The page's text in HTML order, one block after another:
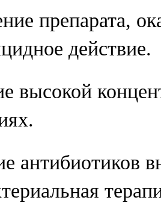
препарата,
действие.
высокой
антибиотиков